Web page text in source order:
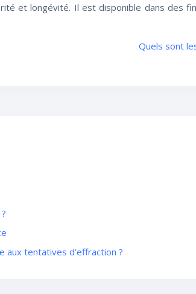
et longévité. Il est disponible dans des
Quels sont
aux tentatives d’effraction ?